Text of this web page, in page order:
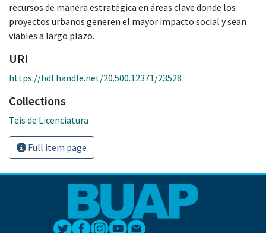
recursos de manera estratégica en áreas clave donde los
proyectos urbanos generen el mayor impacto social y sean
viables a largo plazo.
URI
https://hdl.handle.net/20.500.12371/23528
Collections
Teis de Licenciatura
Full item page